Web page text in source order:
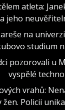
atleta:
jeho
na
studium
pozorovali u
vyspělé
vrahů:
žen. Policii